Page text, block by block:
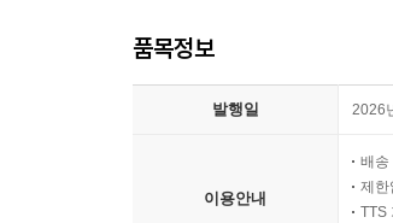
품목정보
발행일 2026
이용안내
배송
제한
TTS